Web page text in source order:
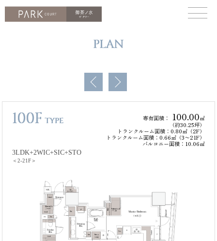
PLAN
100F TYPE 専有面積： 100.00㎡
（約30.25坪）
トランクルーム面積：0.80㎡（2F）
トランクルーム面積：0.66㎡（3〜21F）
バルコニー面積：10.06㎡
3LDK+2WIC+SIC+STO
＜2-21F＞